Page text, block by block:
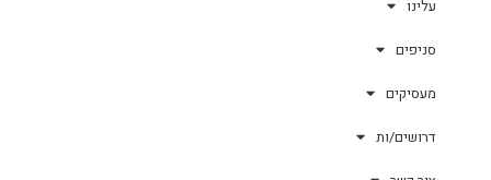
עלינו
סניפים
מעסיקים
דרושים/ות